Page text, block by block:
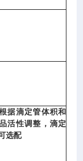
据滴定管体积和
活性调整，滴定
选配